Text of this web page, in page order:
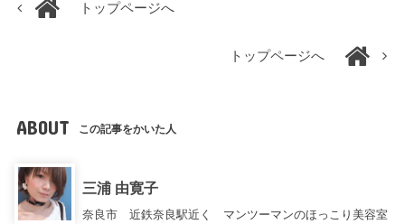
トップページへ
トップページへ
ABOUT この記事をかいた人
三浦 由寛子
奈良市 近鉄奈良駅近く マンツーマンのほっこり美容室